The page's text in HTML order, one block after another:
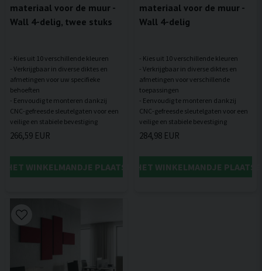
materiaal voor de muur -
Wall 4-delig, twee stuks
- Kies uit 10 verschillende kleuren
- Verkrijgbaar in diverse diktes en
afmetingen voor uw specifieke
behoeften
- Eenvoudig te monteren dankzij
CNC-gefreesde sleutelgaten voor een
266,59 EUR
HET WINKELMANDJE PLAATSEN
materiaal voor de muur -
Wall 4-delig
- Kies uit 10 verschillende kleuren
- Verkrijgbaar in diverse diktes en
afmetingen voor verschillende
toepassingen
- Eenvoudig te monteren dankzij
CNC-gefreesde sleutelgaten voor een
284,98 EUR
IN HET WINKELMANDJE